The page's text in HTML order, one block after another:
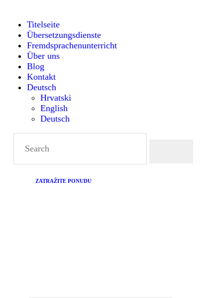
Titelseite
Übersetzungsdienste
Fremdsprachenunterricht
Über uns
Blog
Kontakt
Deutsch
Hrvatski
English
Deutsch
ZATRAŽITE PONUDU
Montanense - strani jezici, tumači i prevoditelji
ÜBERSETZUNGSDIENSTE
RICHT
ÜBER UNS
BLOG
KONTAKT